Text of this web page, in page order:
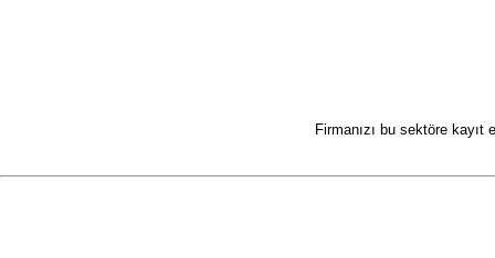
Firmanızı bu sektöre